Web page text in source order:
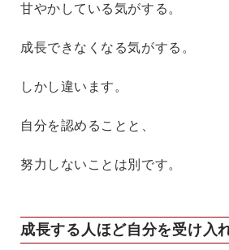
甘やかしている気がする。
成長できなくなる気がする。
しかし違います。
自分を認めることと、
努力しないことは別です。
成長する人ほど自分を受け入